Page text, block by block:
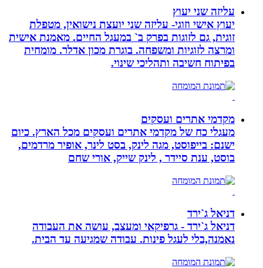
עליזה שני יעוץ
יעוץ אישי וזוגי- עליזה שני יועצת נישואין, מטפלת
זוגית, גם לזוגות בפרק ב` במעגל החיים. מאמנת אישית
ומרצה לזוגיות ומשפחה. בוגרת מכון אדלר. מומחית
בפיתוח חשיבה ותהליכי שינוי.
מקדמי אתרים ועסקים
מעגלי כח של מקדמי אתרים ועסקים מכל הארץ. כיום
ישנם: בייפוסט, מגה לינק, בסט לינר, אופיר מרדמים,
בוסט, ענת סיידר , לינק שייק, אורי שחם
דניאל ג`ירד
דניאל ג`ירד - גרפיקאי ומעצב, עושה את העבודה
נאמנה,בלי לעגל פינות. עבודה שמגיעה עד הבית.